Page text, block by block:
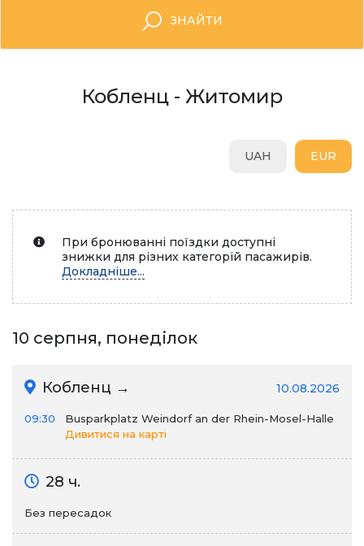
ЗНАЙТИ
Кобленц - Житомир
EUR
UAH
При бронюванні поїздки доступні
знижки для різних категорій пасажирів.
Докладніше...
10 серпня, понеділок
Кобленц → 10.08.2026
09:30
Busparkplatz Weindorf an der Rhein-Mosel-Halle
Дивитися на карті
28 ч.
Без пересадок